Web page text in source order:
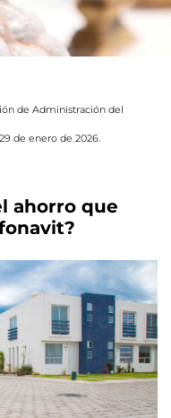
de Administración del
29 de enero de 2026.
ahorro que